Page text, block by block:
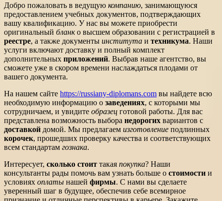
Добро пожаловать в ведущую компанию, занимающуюся
предоставлением учебных документов, подтверждающих
вашу квалификацию. У нас вы можете приобрести
оригинальный бланко высшем образовании с регистрацией в
реестре, а также документы института и техникума. Наши
услуги включают доставку и полный комплект
дополнительных приложений. Выбрав наше агентство, вы
сможете уже в скором времени наслаждаться плодами от
вашего документа.
На нашем сайте https://russiany-diplomans.com вы найдете всю
необходимую информацию о заведенияx, с которыми мы
сотрудничаем, и увидите образец готовой работы. Для вас
представлена возможность выбора недорогих вариантов с
доставкой домой. Мы предлагаем изготовление подлинных
корочек, прошедших проверку качества и соответствующих
всем стандартам гознака.
Интересует, сколько стоит такая покупка? Наши
консультанты рады помочь вам узнать больше о стоимости и
условиях оплаты нашей фирмы. С нами вы сделаете
уверенный шаг в будущее, обеспечив себе всемирное